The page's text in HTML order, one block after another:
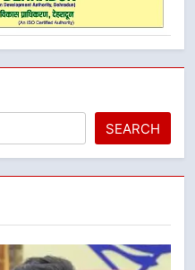
SEARCH